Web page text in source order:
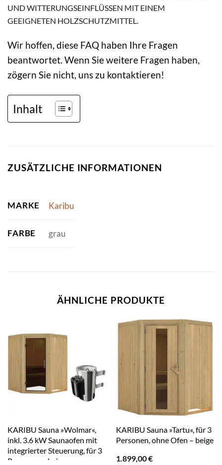
ND WITTERUNGSEINFLÜSSEN MIT EINEM G
EEIGNETEN HOLZSCHUTZMITTEL.
Wir hoffen, diese FAQ haben Ihre Fragen
beantwortet. Wenn Sie weitere Fragen haben,
zögern Sie nicht, uns zu kontaktieren!
Inhalt
ZUSÄTZLICHE INFORMATIONEN
MARKE Karibu
FARBE grau
ÄHNLICHE PRODUKTE
KARIBU Sauna »Wolmar«,
inkl. 3.6 kW Saunaofen mit
integrierter Steuerung, für 3
Personen – beige
KARIBU Sauna »Tartu«, für 3
Personen, ohne Ofen – beige
1.899,00€